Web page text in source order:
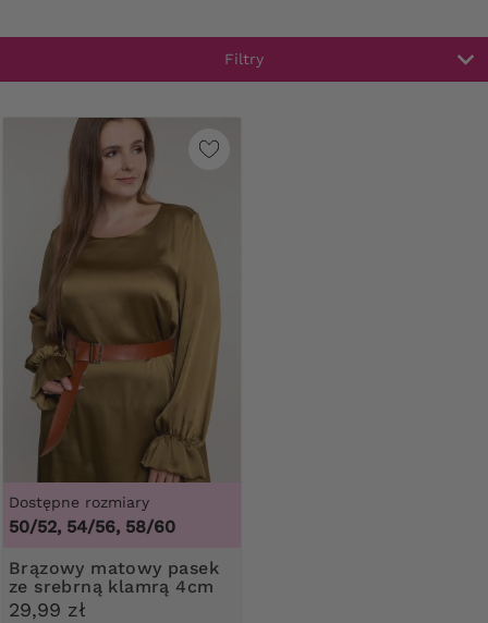
Filtry
Dostępne rozmiary
50/52, 54/56, 58/60
Brązowy matowy pasek
ze srebrną klamrą 4cm
29,99 zł